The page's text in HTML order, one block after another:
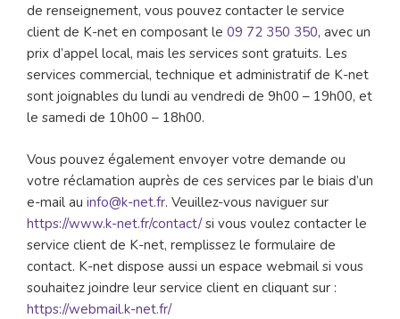
de renseignement, vous pouvez contacter le service
client de K-net en composant le 09 72 350 350, avec un
prix d’appel local, mais les services sont gratuits. Les
services commercial, technique et administratif de K-net
sont joignables du lundi au vendredi de 9h00 – 19h00, et
le samedi de 10h00 – 18h00.
Vous pouvez également envoyer votre demande ou
votre réclamation auprès de ces services par le biais d’un
e-mail au info@k-net.fr. Veuillez-vous naviguer sur
https://www.k-net.fr/contact/si vous voulez contacter le
service client de K-net, remplissez le formulaire de
contact. K-net dispose aussi un espace webmail si vous
souhaitez joindre leur service client en cliquant sur :
https://webmail.k-net.fr/